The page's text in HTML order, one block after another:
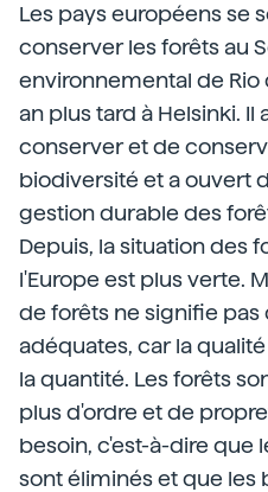
Les pays européens se
conserver les forêts au
environnemental de Rio
an plus tard à Helsinki.
conserver et de
biodiversité et a ouvert
gestion durable des
Depuis, la situation des
l'Europe est plus verte.
de forêts ne signifie pas
adéquates, car la
la quantité. Les forêts
plus d'ordre et de
besoin, c'est-à-dire que
sont éliminés et que